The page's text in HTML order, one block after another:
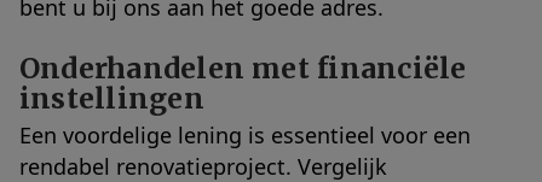
bent u bij ons aan het goede adres.
Onderhandelen met financiële
instellingen
Een voordelige lening is essentieel voor een
rendabel renovatieproject. Vergelijk